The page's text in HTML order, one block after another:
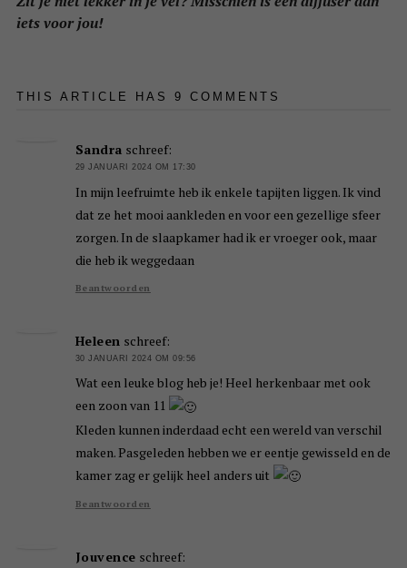
iets voor jou!
THIS ARTICLE HAS 9 COMMENTS
Sandra schreef:
29 JANUARI 2024 OM 17:30
In mijn leefruimte heb ik enkele tapijten liggen. Ik vind
dat ze het mooi aankleden en voor een gezellige sfeer
zorgen. In de slaapkamer had ik er vroeger ook, maar
die heb ik weggedaan
Beantwoorden
Heleen schreef:
30 JANUARI 2024 OM 09:56
Wat een leuke blog heb je! Heel herkenbaar met ook
een zoon van 11
Kleden kunnen inderdaad echt een wereld van verschil
maken. Pasgeleden hebben we er eentje gewisseld en de
kamer zag er gelijk heel anders uit
Beantwoorden
Jouvence schreef: